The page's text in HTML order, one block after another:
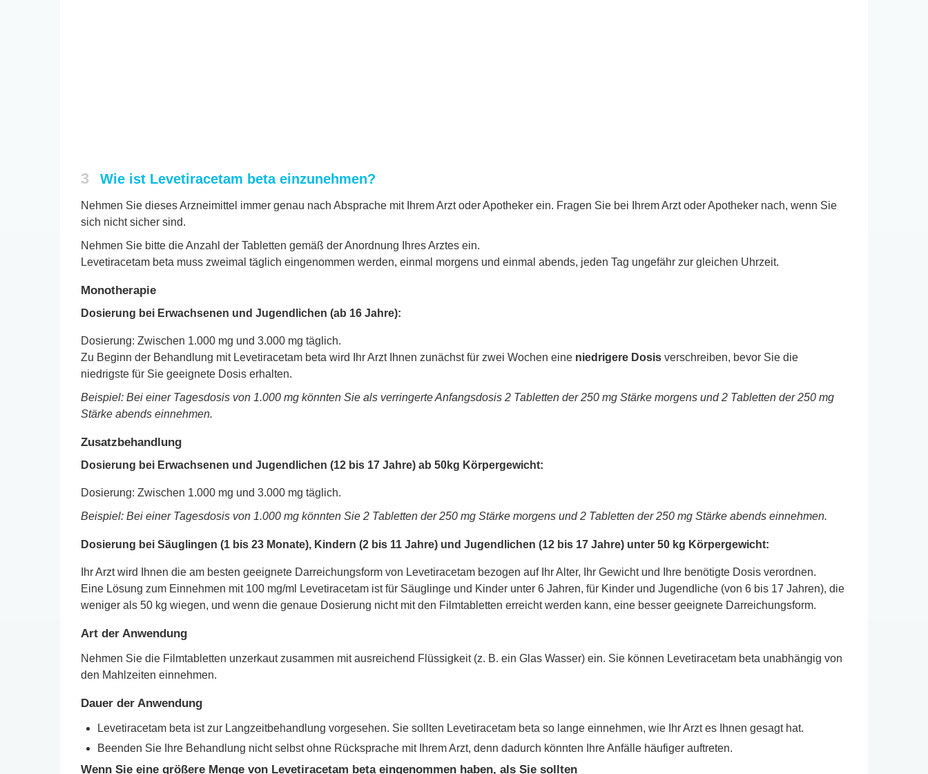
3 Wie ist Levetiracetam beta einzunehmen?
Nehmen Sie dieses Arzneimittel immer genau nach Absprache mit Ihrem Arzt oder Apotheker ein. Fragen Sie bei Ihrem Arzt oder Apotheker nach, wenn Sie
sich nicht sicher sind.
Nehmen Sie bitte die Anzahl der Tabletten gemäß der Anordnung Ihres Arztes ein.
Levetiracetam beta muss zweimal täglich eingenommen werden, einmal morgens und einmal abends, jeden Tag ungefähr zur gleichen Uhrzeit.
Monotherapie
Dosierung bei Erwachsenen und Jugendlichen (ab 16 Jahre):
Dosierung: Zwischen 1.000 mg und 3.000 mg täglich.
Zu Beginn der Behandlung mit Levetiracetam beta wird Ihr Arzt Ihnen zunächst für zwei Wochen eine niedrigere Dosis verschreiben, bevor Sie die
niedrigste für Sie geeignete Dosis erhalten.
Beispiel: Bei einer Tagesdosis von 1.000 mg könnten Sie als verringerte Anfangsdosis 2 Tabletten der 250 mg Stärke morgens und 2 Tabletten der 250 mg
Stärke abends einnehmen.
Zusatzbehandlung
Dosierung bei Erwachsenen und Jugendlichen (12 bis 17 Jahre) ab 50kg Körpergewicht:
Dosierung: Zwischen 1.000 mg und 3.000 mg täglich.
Beispiel: Bei einer Tagesdosis von 1.000 mg könnten Sie 2 Tabletten der 250 mg Stärke morgens und 2 Tabletten der 250 mg Stärke abends einnehmen.
Dosierung bei Säuglingen (1 bis 23 Monate), Kindern (2 bis 11 Jahre) und Jugendlichen (12 bis 17 Jahre) unter 50 kg Körpergewicht:
Ihr Arzt wird Ihnen die am besten geeignete Darreichungsform von Levetiracetam bezogen auf Ihr Alter, Ihr Gewicht und Ihre benötigte Dosis verordnen.
Eine Lösung zum Einnehmen mit 100 mg/ml Levetiracetam ist für Säuglinge und Kinder unter 6 Jahren, für Kinder und Jugendliche (von 6 bis 17 Jahren), die
weniger als 50 kg wiegen, und wenn die genaue Dosierung nicht mit den Filmtabletten erreicht werden kann, eine besser geeignete Darreichungsform.
Art der Anwendung
Nehmen Sie die Filmtabletten unzerkaut zusammen mit ausreichend Flüssigkeit (z. B. ein Glas Wasser) ein. Sie können Levetiracetam beta unabhängig von
den Mahlzeiten einnehmen.
Dauer der Anwendung
Levetiracetam beta ist zur Langzeitbehandlung vorgesehen. Sie sollten Levetiracetam beta so lange einnehmen, wie Ihr Arzt es Ihnen gesagt hat.
Beenden Sie Ihre Behandlung nicht selbst ohne Rücksprache mit Ihrem Arzt, denn dadurch könnten Ihre Anfälle häufiger auftreten.
Wenn Sie eine größere Menge von Levetiracetam beta eingenommen haben, als Sie sollten